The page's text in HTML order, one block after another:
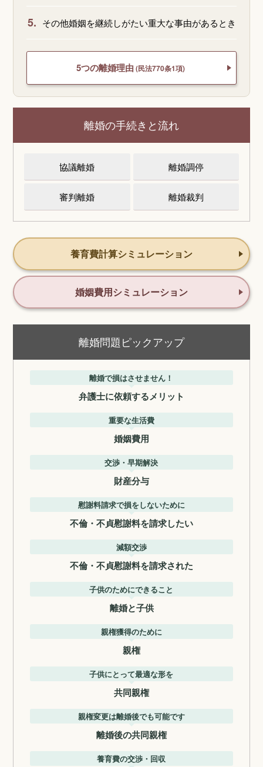
5. その他婚姻を継続しがたい重大な事由があるとき
5つの離婚理由 (民法770条1項)
離婚の手続きと流れ
協議離婚 離婚調停
審判離婚 離婚裁判
養育費計算シミュレーション
婚姻費用シミュレーション
離婚問題ピックアップ
離婚で損はさせません！
弁護士に依頼するメリット
重要な生活費
婚姻費用
交渉・早期解決
財産分与
慰謝料請求で損をしないために
不倫・不貞慰謝料を請求したい
減額交渉
不倫・不貞慰謝料を請求された
子供のためにできること
離婚と子供
親権獲得のために
親権
子供にとって最適な形を
共同親権
親権変更は離婚後でも可能です
離婚後の共同親権
養育費の交渉・回収